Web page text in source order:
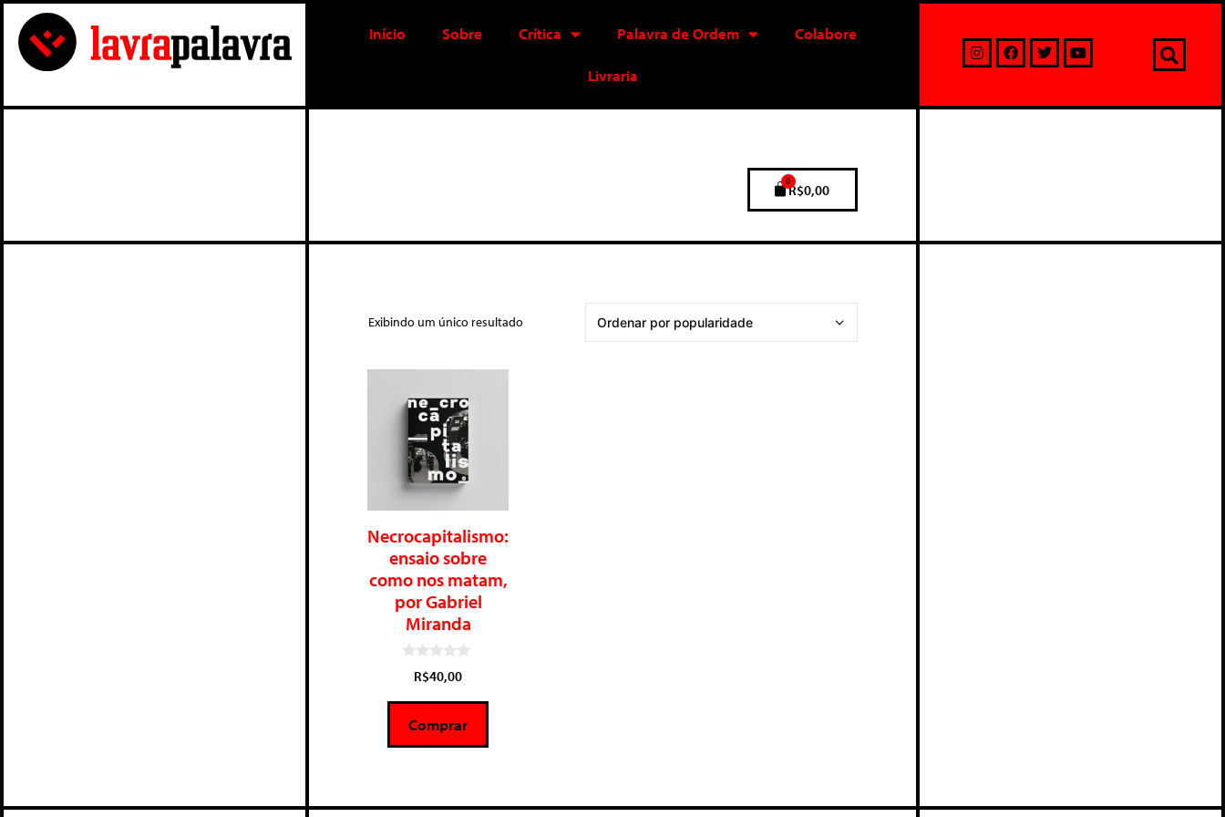
Início Sobre Crítica Palavra de Ordem Colabore
Livraria
R$0,00
0
Exibindo um único resultado
Necrocapitalismo:
ensaio sobre
como nos matam,
por Gabriel
Miranda
5
R$40,00
Comprar